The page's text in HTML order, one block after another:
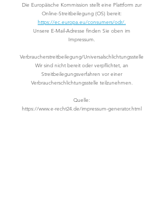
Die Europäische Kommission stellt eine Plattform zur
Online-Streitbeilegung (OS) bereit:
https://ec.europa.eu/consumers/odr/.
Unsere E-Mail-Adresse finden Sie oben im
Impressum.
Verbraucherstreitbeilegung/Universalschlichtungsstelle
Wir sind nicht bereit oder verpflichtet, an
Streitbeilegungsverfahren vor einer
Verbraucherschlichtungsstelle teilzunehmen.
Quelle:
https://www.e-recht24.de/impressum-generator.html